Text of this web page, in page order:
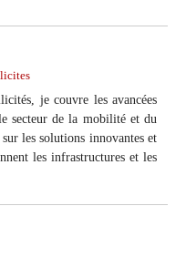
je couvre les avancées
secteur de la mobilité et du
les solutions innovantes et
les infrastructures et les